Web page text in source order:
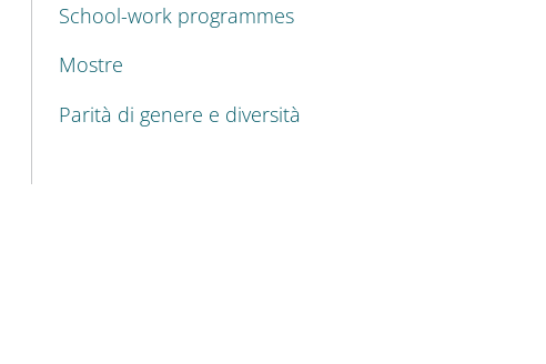
School-work programmes
Mostre
Parità di genere e diversità